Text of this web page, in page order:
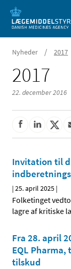
Nyheder / 2017
2017
22. december 2016
Invitation til
|25. april 2025 |
Folketinget
lagre af kritiske
Fra 28. april
EQL
tilskud